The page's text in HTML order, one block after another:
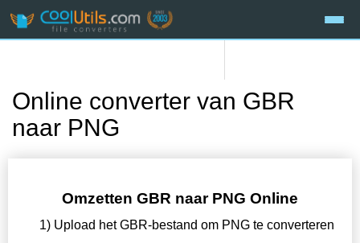
Online converter van GBR
naar PNG
Omzetten GBR naar PNG Online
1) Upload het GBR-bestand om PNG te converteren